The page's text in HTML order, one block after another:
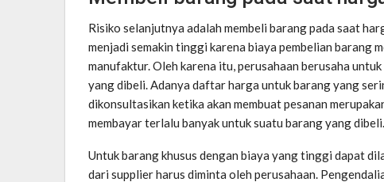
Risiko selanjutnya adalah membeli barang pada saat
menjadi semakin tinggi karena biaya pembelian barang
manufaktur. Oleh karena itu, perusahaan berusaha
yang dibeli. Adanya daftar harga untuk barang yang
dikonsultasikan ketika akan membuat pesanan
membayar terlalu banyak untuk suatu barang yang dibeli.
Untuk barang khusus dengan biaya yang tinggi dapat
dari supplier harus diminta oleh perusahaan.